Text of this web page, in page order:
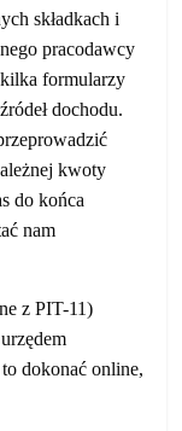
składkach i
pracodawcy
formularzy
dochodu.
kwoty
do końca
nam
z PIT-11)
dokonać online,